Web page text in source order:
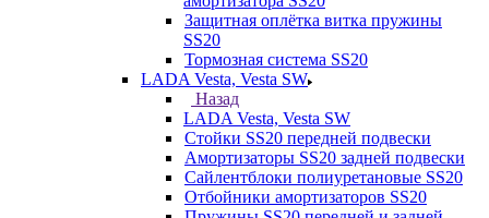
Защитная оплётка витка пружины
SS20
Тормозная система SS20
LADA Vesta, Vesta SW
Назад
LADA Vesta, Vesta SW
Стойки SS20 передней подвески
Амортизаторы SS20 задней подвески
Сайлентблоки полиуретановые SS20
Отбойники амортизаторов SS20